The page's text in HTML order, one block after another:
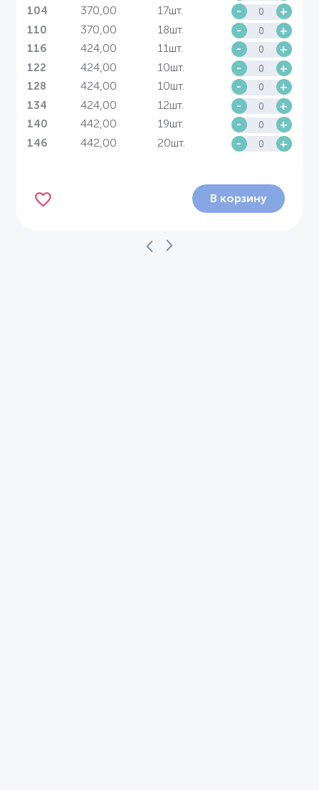
104 370,00 17шт. - +
110 370,00 18шт. - +
116 424,00 11шт. - +
122 424,00 10шт. - +
128 424,00 10шт. - +
134 424,00 12шт. - +
140 442,00 19шт. - +
146 442,00 20шт. - +
В корзину